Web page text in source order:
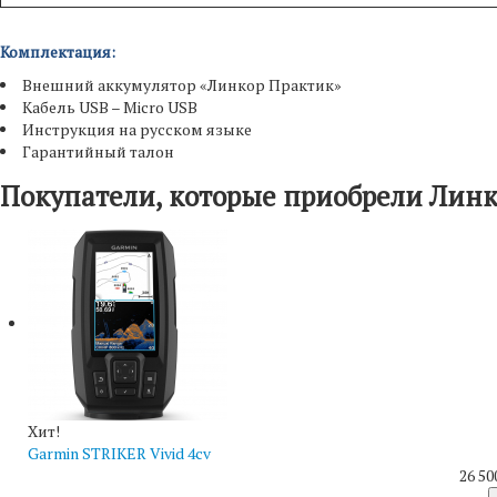
Комплектация:
Внешний аккумулятор «Линкор Практик»
Кабель USB – Micro USB
Инструкция на русском языке
Гарантийный талон
Покупатели, которые приобрели
Хит!
Garmin STRIKER Vivid 4cv
26